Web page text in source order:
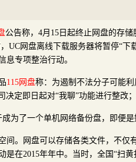
公告称，4月15日起终止网盘的存
UC网盘离线下载服务器将暂停“下
息专项整治行动。
115网盘称：为遏制不法分子可能
决定即日起对“我聊”功能进行整改
为了一个单机网络备份盘，即便是
间。网盘可以存储各类文件，不仅
是在2015年年中。当时，全国“扫